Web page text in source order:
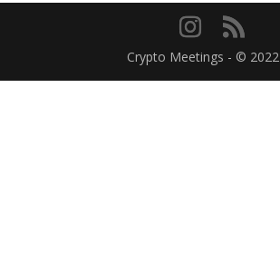
Crypto Meetings - © 2022